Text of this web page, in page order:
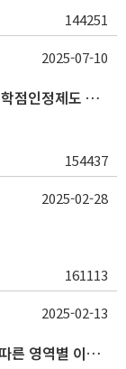
144251
☆ 학부대학(자유전공학부, 광역) 국외수학 학점인정제도 변경 안내(2025-2학기 파견학생부터)
154437
2025-07-10
161113
2025-02-28
☆ 2025학년도 시행 교양 교과과정 개편에 따른 영역별 이수 안내
2025-02-13